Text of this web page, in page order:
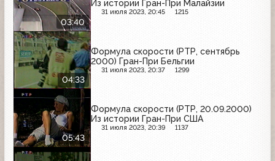
03:40
Из истории Гран-При Малайзии
31 июля 2023, 20:45 1215
04:33
Формула скорости (РТР, сентябрь
2000) Гран-При Бельгии
31 июля 2023, 20:37 1299
05:43
Формула скорости (РТР, 20.09.2000)
Из истории Гран-При США
31 июля 2023, 20:39 1137